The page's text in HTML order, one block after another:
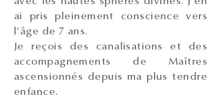
ai pris pleinement conscience vers
l’âge de 7 ans.
Je reçois des canalisations et des
accompagnements de Maîtres
ascensionnés depuis ma plus tendre
enfance.